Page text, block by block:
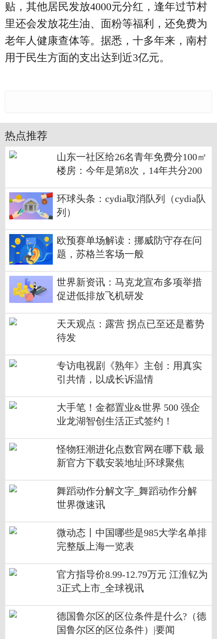
贴，其他居民发放4000元分红，逢年过节村
里还会发放花生油、面粉等福利，还免费为
老年人健康查体等。据悉，十多年来，南村
用于民生方面的支出达到近3亿元。
热点推荐
山东一社区给26名青年免费分100㎡
楼房：今年是第8次，14年共分200
环球头条：cydia取消队列（cydia队
列）
欧预赛单场解读：挪威防守存在问
题，苏格兰客场一般
世界新资讯：马克龙宣布多项举措
促进低排放飞机研发
天天观点：露营 拐点已至还是蓄势
待发
专访电视剧《熟年》主创：用真实
引共情，以成长诉温情
大手笔！金都置业&世界 500 强企
业龙湖智创生活正式签约！
怪物狂潮进化点数官网在哪下载 最
新官方下载安装地址|环球聚焦
舞蹈动作分解文字_舞蹈动作分解
世界微速讯
微动态丨中国哪些是985大学名单排
完整版上海一览表
官方指导价8.99-12.79万元 江淮钇为
3正式上市_全球视讯
德国鲁尔区的区位条件是什么?（德
国鲁尔区的区位条件）|要闻